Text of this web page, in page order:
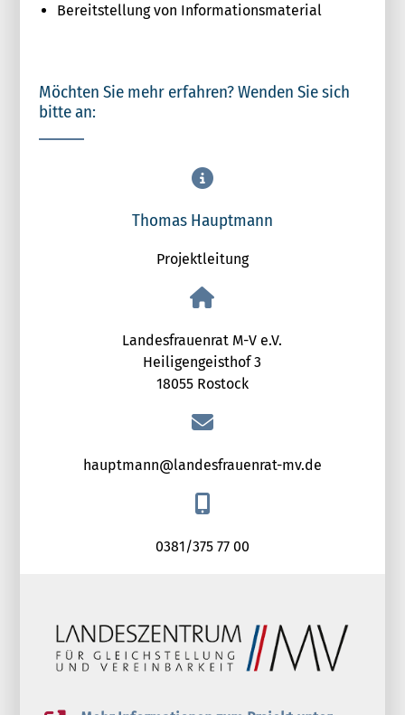
Bereitstellung von Informationsmaterial
Möchten Sie mehr erfahren? Wenden Sie sich
bitte an:
Thomas Hauptmann
Projektleitung
Landesfrauenrat M-V e.V.
Heiligengeisthof 3
18055 Rostock
hauptmann@landesfrauenrat-mv.de
0381/375 77 00